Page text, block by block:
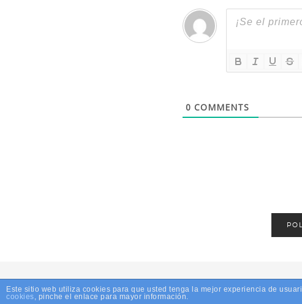
0 COMMENTS
© 2026 ·
Este sitio web utiliza cookies para que usted tenga la mejor experiencia de
cookies, pinche el enlace para mayor información.